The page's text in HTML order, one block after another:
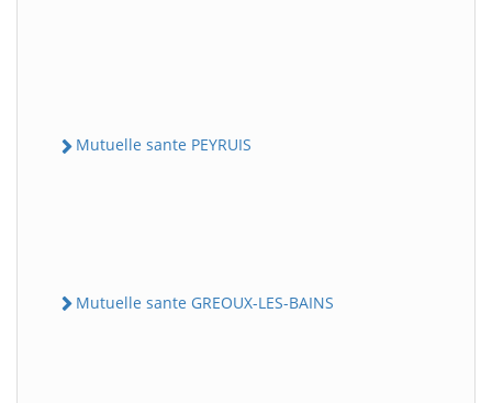
Mutuelle sante PEYRUIS
Mutuelle sante GREOUX-LES-BAINS